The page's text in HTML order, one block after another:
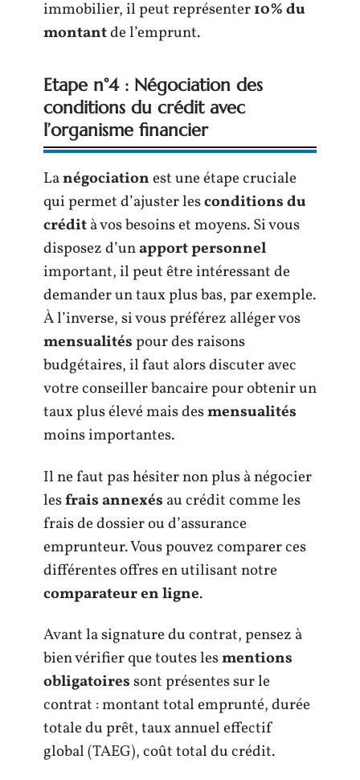
immobilier, il peut représenter10% du
montantde l’emprunt.
Etape n°4 : Négociation des
conditions du crédit avec
l’organisme financier
Lanégociationest une étape cruciale
qui permet d’ajuster lesconditions du
crédità vos besoins et moyens. Si vous
disposez d’unapport personnel
important, il peut être intéressant de
demander un taux plus bas, par exemple.
À l’inverse, si vous préférez alléger vos
mensualitéspour des raisons
budgétaires, il faut alors discuter avec
votre conseiller bancaire pour obtenir un
taux plus élevé mais desmensualités
moins importantes.
Il ne faut pas hésiter non plus à négocier
lesfrais annexés au crédit comme les
frais de dossier ou d’assurance
emprunteur. Vous pouvez comparer ces
différentes offres en utilisant notre
comparateur en ligne.
Avant la signature du contrat, pensez à
bien vérifier que toutes lesmentions
obligatoiressont présentes sur le
contrat : montant total emprunté, durée
totale du prêt, taux annuel effectif
global (TAEG), coût total du crédit.